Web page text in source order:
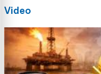
Video